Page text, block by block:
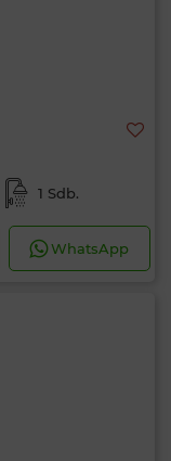
1 Sdb.
WhatsApp